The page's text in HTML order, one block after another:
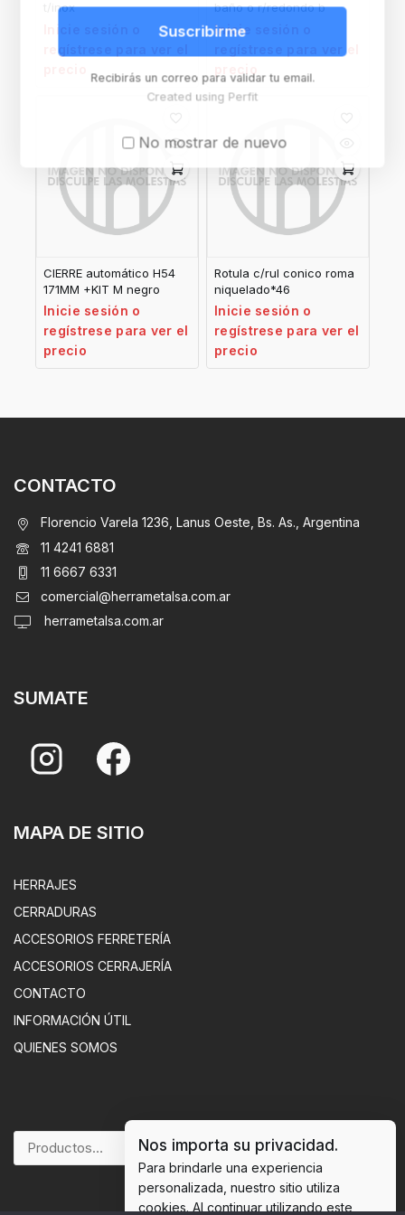
t/inox
baño o r/redondo b
Inicie sesión o
CIERRE automático H54
171MM +KIT M negro
Inicie sesión o
regístrese para ver el
precio
Rotula c/rul conico roma
niquelado*46
Inicie sesión o
regístrese para ver el
precio
CONTACTO
Florencio Varela 1236, Lanus Oeste, Bs. As., Argentina
11 4241 6881
11 6667 6331
comercial@herrametalsa.com.ar
herrametalsa.com.ar
SUMATE
MAPA DE SITIO
HERRAJES
CERRADURAS
ACCESORIOS FERRETERÍA
ACCESORIOS CERRAJERÍA
CONTACTO
INFORMACIÓN ÚTIL
QUIENES SOMOS
BUSCAR
Suscribirme
Recibirás un correo para validar tu email.
Created using Perfit
No mostrar de nuevo
Nos importa su privacidad.
Para brindarle una experiencia
personalizada, nuestro sitio utiliza
cookies. Al continuar utilizando este